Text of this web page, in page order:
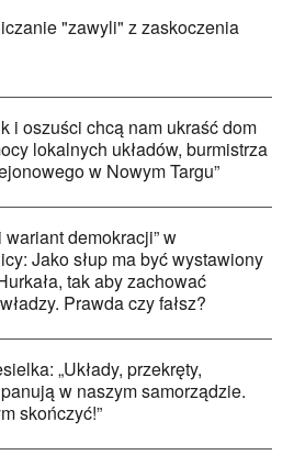
"zawyli" z zaskoczenia
i oszuści chcą nam ukraść dom
lokalnych układów, burmistrza
w Nowym Targu”
wariant demokracji” w
Jako słup ma być wystawiony
tak aby zachować
Prawda czy fałsz?
„Układy, przekręty,
w naszym samorządzie.
skończyć!”